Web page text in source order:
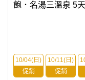
飽．名湯三溫泉 5天
10/04(日)
促銷
10/11(日)
促銷